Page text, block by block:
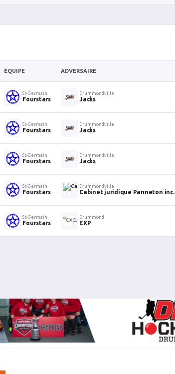
ÉQUIPE ADVERSAIRE
St-Germain
Fourstars
Drummondville
Jacks
St-Germain
Fourstars
Drummondville
Jacks
St-Germain
Fourstars
Drummondville
Jacks
St-Germain
Fourstars
Drummondville
Cabinet juridique Panneton inc.
St-Germain
Fourstars
Drummond
EXP